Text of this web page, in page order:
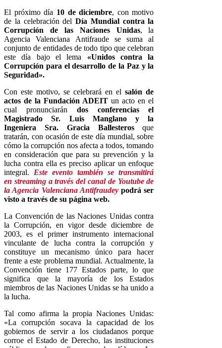
El próximo día 10 de diciembre, con motivo
de la celebración delDía Mundial contra la
Corrupción de las Naciones Unidas, la
Agencia Valenciana Antifraude se suma al
conjunto de entidades de todo tipo que celebran
este día bajo el lema «Unidos contra la
Corrupción para el desarrollo de la Paz y la
Seguridad».
Con este motivo, se celebrará en elsalón de
actos de la Fundación ADEIT un acto en el
cual pronunciarán dos conferencias el
Magistrado Sr. Luis Manglano y la
Ingeniera Sra. Gracia Ballesterosque
tratarán, con ocasión de este día mundial, sobre
cómo la corrupción nos afecta a todos, tomando
en consideración que para su prevención y la
lucha contra ella es preciso aplicar un enfoque
integral. Este evento también se transmitirá
en streaming a través del canal de Youtube de
la Agencia Valenciana Antifraudeypodrá ser
visto a través de su página web.
La Convención de las Naciones Unidas contra
la Corrupción, en vigor desde diciembre de
2003, es el primer instrumento internacional
vinculante de lucha contra la corrupción y
constituye un mecanismo único para hacer
frente a este problema mundial. Actualmente, la
Convención tiene 177 Estados parte, lo que
significa que la mayoría de los Estados
miembros de las Naciones Unidas se ha unido a
la lucha.
Tal como afirma la propia Naciones Unidas:
«La corrupción socava la capacidad de los
gobiernos de servir a los ciudadanos porque
corroe el Estado de Derecho, las instituciones